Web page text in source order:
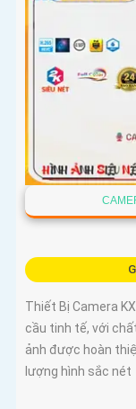
Thiết Bị Camera
cầu tinh tế, với
ảnh được hoàn
lượng hình sắc nét